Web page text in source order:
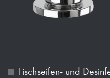
Tischseifen- und